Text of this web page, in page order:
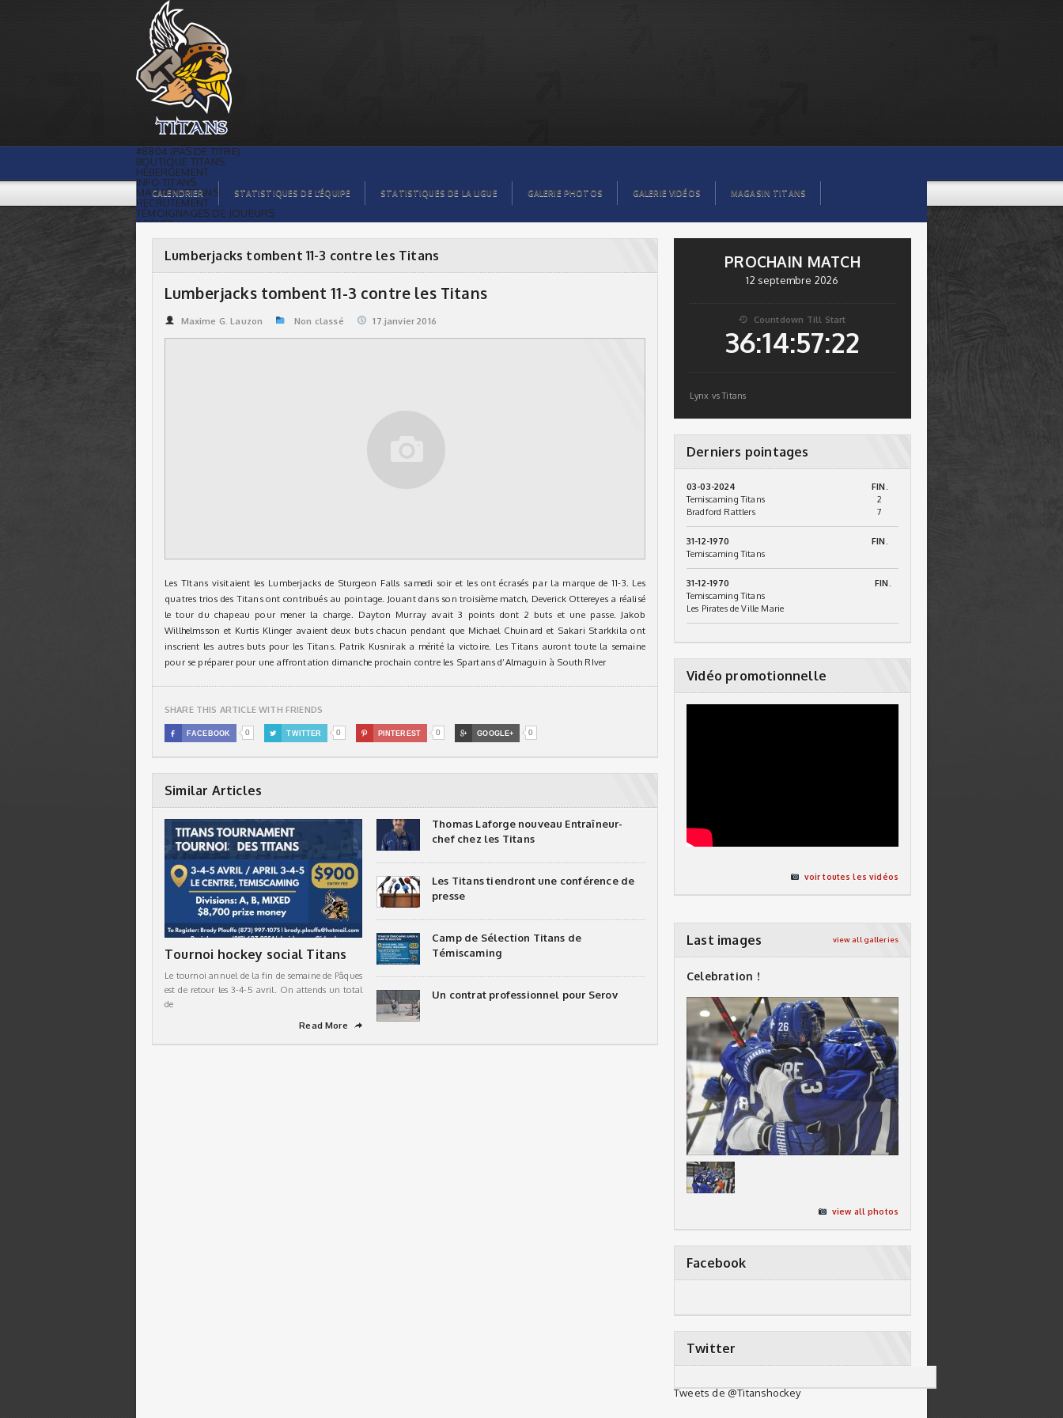
Lumberjacks tombent 11-3 contre les
Titans | Titans de témiscaming
#8804 (PAS DE TITRE)
BOUTIQUE TITANS
HÉBERGEMENT
INFO TITANS
MAGASIN TITANS
RECRUTEMENT
TÉMOIGNAGES DE JOUEURS
ACCUEIL
GALERIE PHOTOS
STATISTIQUES
ORGANISATION
CALENDRIER
COMMANDITAIRES
STATISTIQUES DE LA LIGUE
CALENDRIER STATISTIQUES DE L’ÉQUIPE STATISTIQUES DE LA LIGUE GALERIE PHOTOS GALERIE VIDÉOS MAGASIN TITANS
Lumberjacks tombent 11-3 contre les Titans
Lumberjacks tombent 11-3 contre les Titans
Maxime G. Lauzon Non classé 17.janvier 2016
Les TItans visitaient les Lumberjacks de Sturgeon Falls samedi soir et les ont écrasés par la marque de 11-3. Les
quatres trios des Titans ont contribués au pointage. Jouant dans son troisième match, Deverick Ottereyes a réalisé
le tour du chapeau pour mener la charge. Dayton Murray avait 3 points dont 2 buts et une passe. Jakob
Willhelmsson et Kurtis Klinger avaient deux buts chacun pendant que Michael Chuinard et Sakari Starkkila ont
inscrient les autres buts pour les Titans. Patrik Kusnirak a mérité la victoire. Les Titans auront toute la semaine
pour se préparer pour une affrontation dimanche prochain contre les Spartans d’Almaguin à South RIver
SHARE THIS ARTICLE WITH FRIENDS
 FACEBOOK 0  TWITTER 0  PINTEREST 0  GOOGLE+ 0
Similar Articles
Tournoi hockey social Titans
Le tournoi annuel de la fin de semaine de Pâques
est de retour les 3-4-5 avril. On attends un total
de
Read More
➦
Thomas Laforge nouveau Entraîneur-
chef chez les Titans
Les Titans tiendront une conférence de
presse
Camp de Sélection Titans de
Témiscaming
Un contrat professionnel pour Serov
PROCHAIN MATCH
12 septembre 2026
 Countdown Till Start
36:14:57:22
Lynx vs Titans
Derniers pointages
03-03-2024
FIN.
Temiscaming Titans
2
Bradford Rattlers
7
31-12-1970
FIN.
Temiscaming Titans
31-12-1970
FIN.
Temiscaming Titans
Les Pirates de Ville Marie
Vidéo promotionnelle
voir toutes les vidéos
Last images view all galleries
Celebration !
view all photos
Facebook
Twitter
Tweets de @Titanshockey